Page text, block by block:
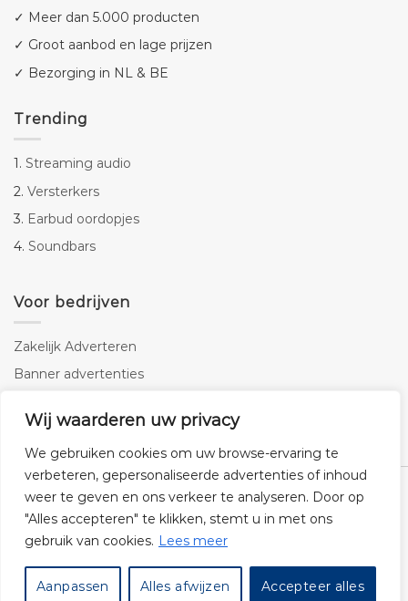
Wij waarderen uw privacy
We gebruiken cookies om uw browse-ervaring te
verbeteren, gepersonaliseerde advertenties of inhoud
weer te geven en ons verkeer te analyseren. Door op
"Alles accepteren" te klikken, stemt u in met ons
gebruik van cookies. Lees meer
Aanpassen Alles afwijzen Accepteer alles
✓ Meer dan 5.000 producten
✓ Groot aanbod en lage prijzen
✓ Bezorging in NL & BE
Trending
1. Streaming audio
2. Versterkers
3. Earbud oordopjes
4. Soundbars
Voor bedrijven
Zakelijk Adverteren
Banner advertenties
SEO copywriting